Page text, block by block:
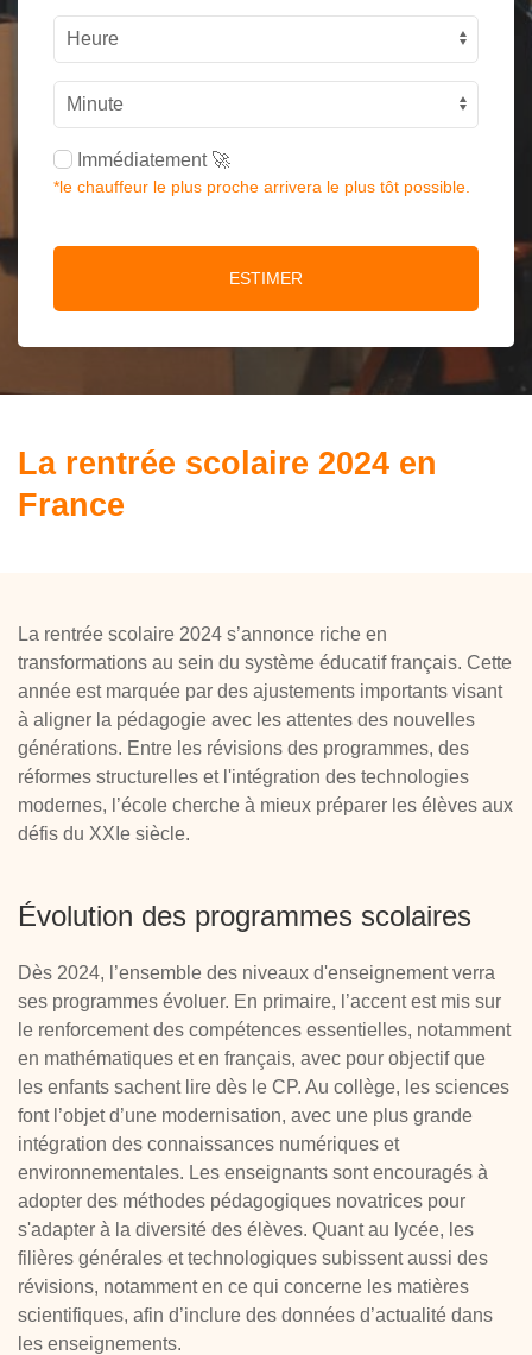
Immédiatement 🚀
*le chauffeur le plus proche arrivera le plus tôt possible.
ESTIMER
La rentrée scolaire 2024 en
France
La rentrée scolaire 2024 s’annonce riche en
transformations au sein du système éducatif français. Cette
année est marquée par des ajustements importants visant
à aligner la pédagogie avec les attentes des nouvelles
générations. Entre les révisions des programmes, des
réformes structurelles et l'intégration des technologies
modernes, l’école cherche à mieux préparer les élèves aux
défis du XXIe siècle.
Évolution des programmes scolaires
Dès 2024, l’ensemble des niveaux d'enseignement verra
ses programmes évoluer. En primaire, l’accent est mis sur
le renforcement des compétences essentielles, notamment
en mathématiques et en français, avec pour objectif que
les enfants sachent lire dès le CP. Au collège, les sciences
font l’objet d’une modernisation, avec une plus grande
intégration des connaissances numériques et
environnementales. Les enseignants sont encouragés à
adopter des méthodes pédagogiques novatrices pour
s'adapter à la diversité des élèves. Quant au lycée, les
filières générales et technologiques subissent aussi des
révisions, notamment en ce qui concerne les matières
scientifiques, afin d’inclure des données d’actualité dans
les enseignements.